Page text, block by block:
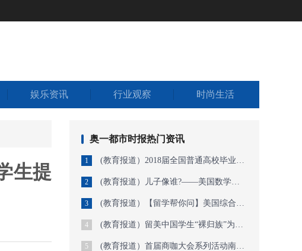
娱乐资讯 行业观察 时尚生活
生提
奥一都市时报热门资讯
1 (教育报道）2018届全国普通高校毕业生预计820万人，不少地方密集抛出引才政策
2 (教育报道）儿子像谁?——美国数学博士成长之路系列故事（10）
3 (教育报道）【留学帮你问】美国综合类大学和文理学院哪个更好
4 (教育报道）留美中国学生“裸归族”为何多达九成？如何让自己回国后更精彩
5 (教育报道）首届商咖大会系列活动南宁开幕，高校学生点钞速录展职教风采！